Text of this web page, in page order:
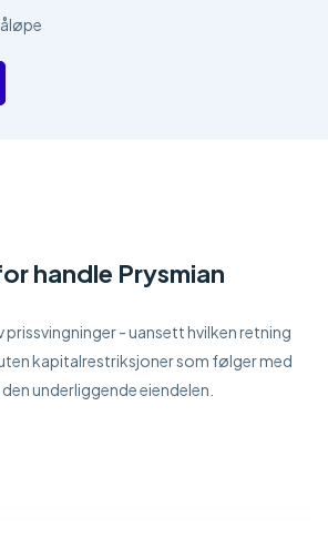
handle Prysmian
prissvingninger - uansett hvilken retning
kapitalrestriksjoner som følger med
underliggende eiendelen.